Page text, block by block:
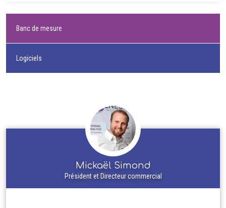
Banc de mesure
Logiciels
Mickaël Simond
Président et Directeur commercial